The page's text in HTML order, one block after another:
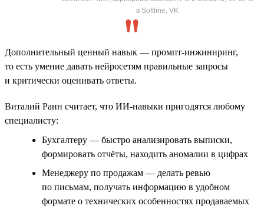
в Softline, VK
Дополнительный ценный навык — промпт-инжиниринг,
то есть умение давать нейросетям правильные запросы
и критически оценивать ответы.
Виталий Ранн считает, что ИИ-навыки пригодятся любому
специалисту:
Бухгалтеру — быстро анализировать выписки,
формировать отчёты, находить аномалии в цифрах
Менеджеру по продажам — делать ревью
по письмам, получать информацию в удобном
формате о технических особенностях продаваемых